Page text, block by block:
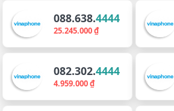
088.638.4444
25.245.000 ₫
082.302.4444
4.959.000 ₫